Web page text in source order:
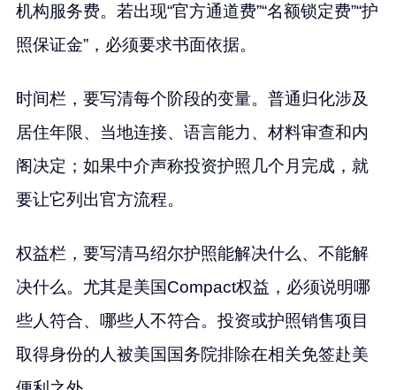
机构服务费。若出现“官方通道费”“名额锁定费”“护
照保证金”，必须要求书面依据。
时间栏，要写清每个阶段的变量。普通归化涉及
居住年限、当地连接、语言能力、材料审查和内
阁决定；如果中介声称投资护照几个月完成，就
要让它列出官方流程。
权益栏，要写清马绍尔护照能解决什么、不能解
决什么。尤其是美国Compact权益，必须说明哪
些人符合、哪些人不符合。投资或护照销售项目
取得身份的人被美国国务院排除在相关免签赴美